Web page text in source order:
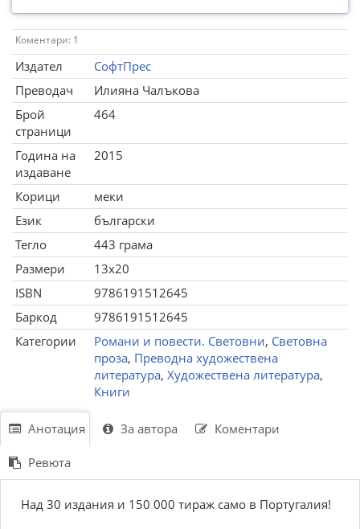
Коментари: 1
Издател
СофтПрес
Преводач
Илияна Чалъкова
Брой
страници
464
Година на
издаване
2015
Корици
меки
Език
български
Тегло
443 грама
Размери
13x20
ISBN
9786191512645
Баркод
9786191512645
Категории
Романи и повести. Световни, Световна
проза, Преводна художествена
литература, Художествена литература,
Книги
Анотация За автора Коментари
Ревюта
Над 30 издания и 150 000 тираж само в Португалия!